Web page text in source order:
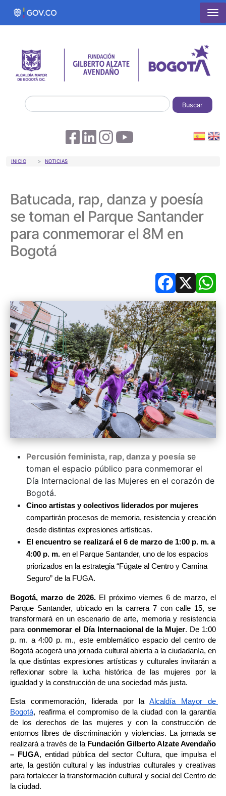
Pasar al contenido principal
Buscar
Sobrescribir enlaces de ayuda a la
INICIO NOTICIAS
Batucada, rap, danza y poesía
se toman el Parque Santander
para conmemorar el 8M en
Bogotá
Facebook
X
Percusión feminista, rap, danza y poesía se
toman el espacio público para conmemorar el
Día Internacional de las Mujeres en el corazón de
Bogotá.
Cinco artistas y colectivos liderados por mujeres
compartirán procesos de memoria, resistencia y creación
desde distintas expresiones artísticas.
El encuentro se realizará el 6 de marzo de 1:00 p. m. a
4:00 p. m. en el Parque Santander, uno de los espacios
priorizados en la estrategia “Fúgate al Centro y Camina
Seguro” de la FUGA.
Bogotá, marzo de 2026. El próximo viernes 6 de marzo, el
Parque Santander, ubicado en la carrera 7 con calle 15, se
transformará en un escenario de arte, memoria y resistencia
para conmemorar el Día Internacional de la Mujer. De 1:00
p. m. a 4:00 p. m., este emblemático espacio del centro de
Bogotá acogerá una jornada cultural abierta a la ciudadanía, en
la que distintas expresiones artísticas y culturales invitarán a
reflexionar sobre la lucha histórica de las mujeres por la
igualdad y la construcción de una sociedad más justa.
Esta conmemoración, liderada por la Alcaldía Mayor de
Bogotá, reafirma el compromiso de la ciudad con la garantía
de los derechos de las mujeres y con la construcción de
entornos libres de discriminación y violencias. La jornada se
realizará a través de la Fundación Gilberto Alzate Avendaño
– FUGA, entidad pública del sector Cultura, que impulsa el
arte, la gestión cultural y las industrias culturales y creativas
para fortalecer la transformación cultural y social del Centro de
la ciudad.